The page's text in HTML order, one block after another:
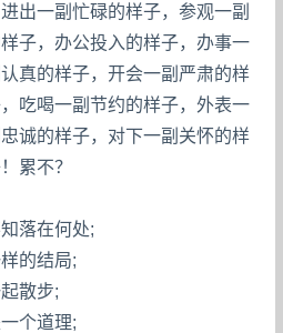
出一副忙碌的样子，参观一副
子，办公投入的样子，办事一
真的样子，开会一副严肃的样
吃喝一副节约的样子，外表一
诚的样子，对下一副关怀的样
累不？
落在何处;
的结局;
散步;
个道理;